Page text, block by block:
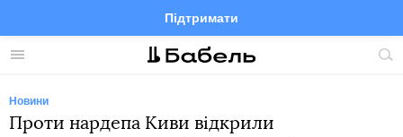
Меню
Підтримати
FacebookTelegramTwitter
Новини
Проти нардепа Киви відкрили